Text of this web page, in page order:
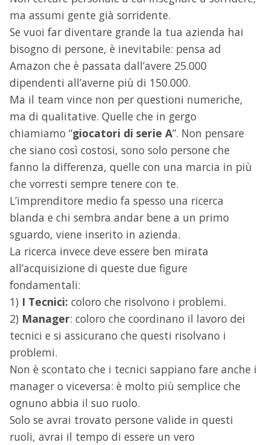
ma assumi gente già sorridente.
Se vuoi far diventare grande la tua azienda hai
bisogno di persone, è inevitabile: pensa ad
Amazon che è passata dall’avere 25.000
dipendenti all’averne più di 150.000.
Ma il team vince non per questioni numeriche,
ma di qualitative. Quelle che in gergo
chiamiamo “giocatori di serie A”. Non pensare
che siano così costosi, sono solo persone che
fanno la differenza, quelle con una marcia in più
che vorresti sempre tenere con te.
L’imprenditore medio fa spesso una ricerca
blanda e chi sembra andar bene a un primo
sguardo, viene inserito in azienda.
La ricerca invece deve essere ben mirata
all’acquisizione di queste due figure
fondamentali:
1) I Tecnici: coloro che risolvono i problemi.
2) Manager: coloro che coordinano il lavoro dei
tecnici e si assicurano che questi risolvano i
problemi.
Non è scontato che i tecnici sappiano fare anche i
manager o viceversa: è molto più semplice che
ognuno abbia il suo ruolo.
Solo se avrai trovato persone valide in questi
ruoli, avrai il tempo di essere un vero